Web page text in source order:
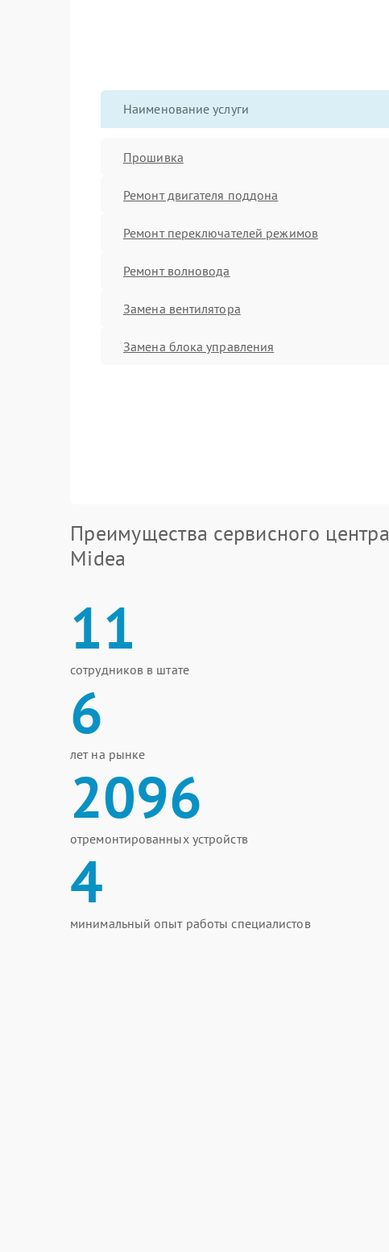
Наименование услуги
Прошивка
Ремонт двигателя поддона
Ремонт переключателей режимов
Ремонт волновода
Замена вентилятора
Замена блока управления
Преимущества сервисного центра
Midea
11
сотрудников в штате
6
лет на рынке
2096
отремонтированных устройств
4
минимальный опыт работы специалистов